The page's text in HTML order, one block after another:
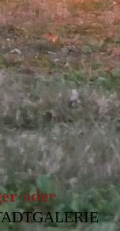
oder